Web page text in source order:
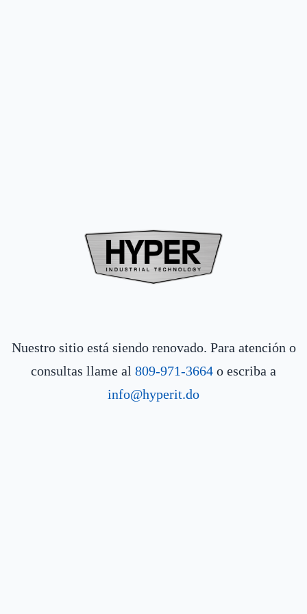
Nuestro sitio está siendo renovado. Para atención o
consultas llame al 809-971-3664 o escriba a
info@hyperit.do